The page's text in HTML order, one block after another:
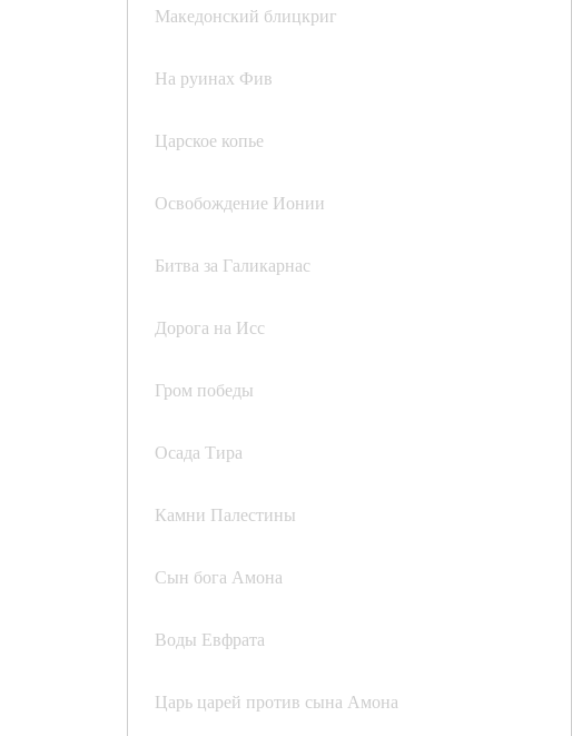
Македонский блицкриг
На руинах Фив
Царское копье
Освобождение Ионии
Битва за Галикарнас
Дорога на Исс
Гром победы
Осада Тира
Камни Палестины
Сын бога Амона
Воды Евфрата
Царь царей против сына Амона